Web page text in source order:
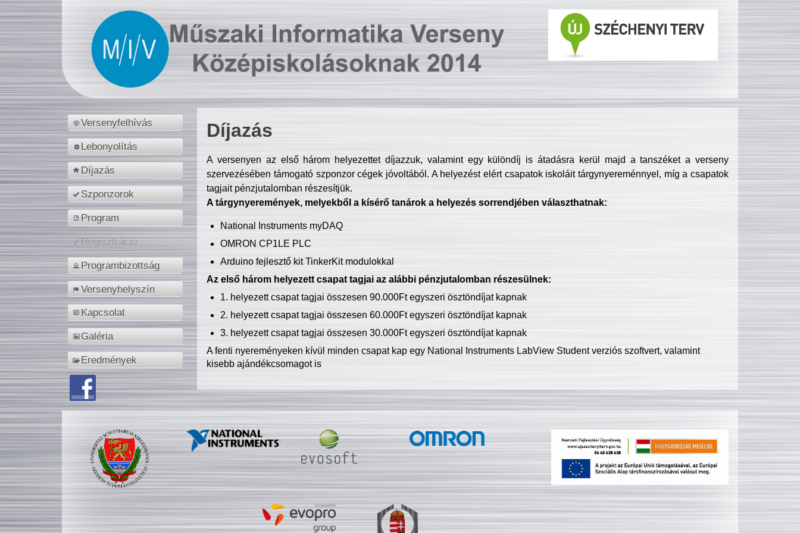
Versenyfelhívás
Lebonyolítás
Díjazás
Szponzorok
Program
Regisztráció
Programbizottság
Versenyhelyszín
Kapcsolat
Galéria
Eredmények
Díjazás
A versenyen az első három helyezettet díjazzuk, valamint egy különdíj is átadásra kerül majd a tanszéket a verseny
szervezésében támogató szponzor cégek jóvoltából. A helyezést elért csapatok iskoláit tárgynyereménnyel, míg a csapatok
tagjait pénzjutalomban részesítjük.
A tárgynyeremények, melyekből a kísérő tanárok a helyezés sorrendjében választhatnak:
National Instruments myDAQ
OMRON CP1LE PLC
Arduino fejlesztő kit TinkerKit modulokkal
Az első három helyezett csapat tagjai az alábbi pénzjutalomban részesülnek:
1. helyezett csapat tagjai összesen 90.000Ft egyszeri ösztöndíjat kapnak
2. helyezett csapat tagjai összesen 60.000Ft egyszeri ösztöndíjat kapnak
3. helyezett csapat tagjai összesen 30.000Ft egyszeri ösztöndíjat kapnak
A fenti nyereményeken kívül minden csapat kap egy National Instruments LabView Student verziós szoftvert, valamint
kisebb ajándékcsomagot is